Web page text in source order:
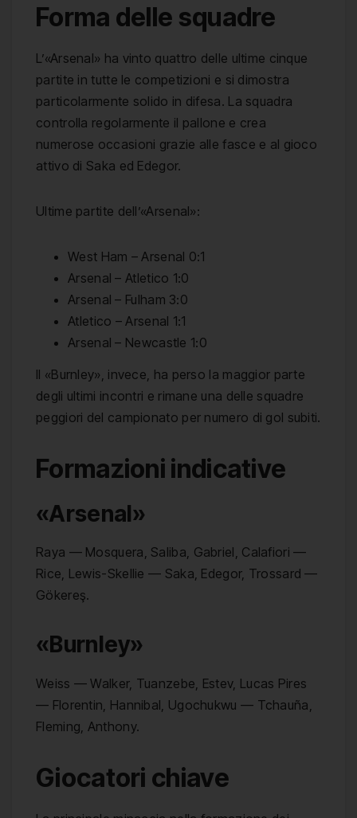
Forma delle squadre
L’«Arsenal» ha vinto quattro delle ultime cinque
partite in tutte le competizioni e si dimostra
particolarmente solido in difesa. La squadra
controlla regolarmente il pallone e crea
numerose occasioni grazie alle fasce e al gioco
attivo di Saka ed Edegor.
Ultime partite dell’«Arsenal»:
West Ham – Arsenal 0:1
Arsenal – Atletico 1:0
Arsenal – Fulham 3:0
Atletico – Arsenal 1:1
Arsenal – Newcastle 1:0
Il «Burnley», invece, ha perso la maggior parte
degli ultimi incontri e rimane una delle squadre
peggiori del campionato per numero di gol subiti.
Formazioni indicative
«Arsenal»
Raya — Mosquera, Saliba, Gabriel, Calafiori —
Rice, Lewis-Skellie — Saka, Edegor, Trossard —
Gökereş.
«Burnley»
Weiss — Walker, Tuanzebe, Estev, Lucas Pires
— Florentin, Hannibal, Ugochukwu — Tchauña,
Fleming, Anthony.
Giocatori chiave